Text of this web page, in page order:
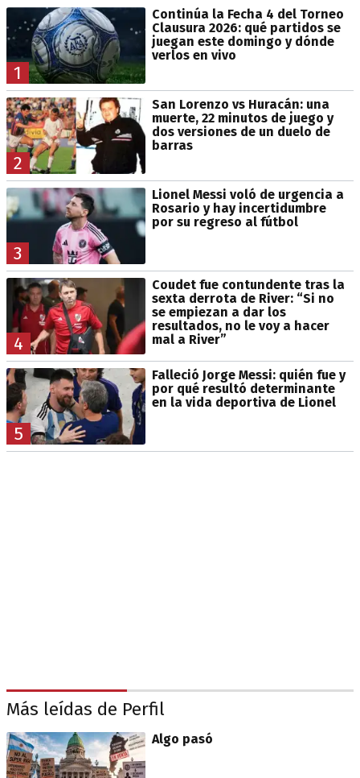
1
Continúa la Fecha 4 del Torneo
Clausura 2026: qué partidos se
juegan este domingo y dónde
verlos en vivo
2
San Lorenzo vs Huracán: una
muerte, 22 minutos de juego y
dos versiones de un duelo de
barras
3
Lionel Messi voló de urgencia a
Rosario y hay incertidumbre
por su regreso al fútbol
4
Coudet fue contundente tras la
sexta derrota de River: “Si no
se empiezan a dar los
resultados, no le voy a hacer
mal a River”
5
Falleció Jorge Messi: quién fue y
por qué resultó determinante
en la vida deportiva de Lionel
Más leídas de Perfil
Algo pasó